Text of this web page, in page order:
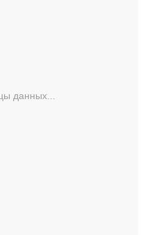
данных...